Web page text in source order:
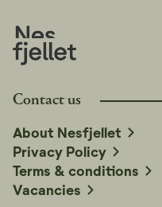
Contact us
About Nesfjellet
Privacy Policy
Terms & conditions
Vacancies